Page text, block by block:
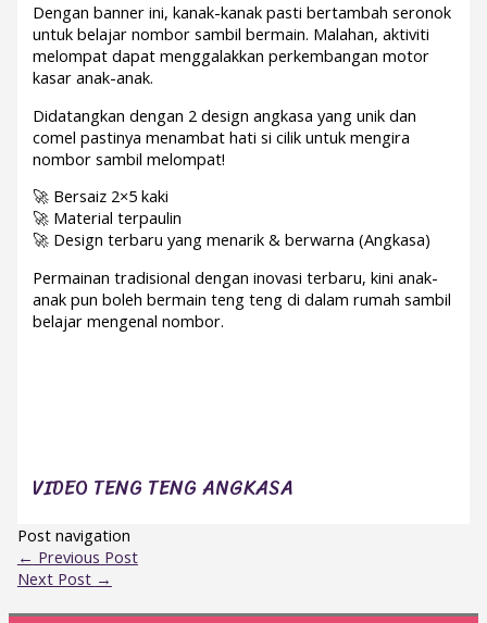
Dengan banner ini, kanak-kanak pasti bertambah seronok
untuk belajar nombor sambil bermain. Malahan, aktiviti
melompat dapat menggalakkan perkembangan motor
kasar anak-anak.
Didatangkan dengan 2 design angkasa yang unik dan
comel pastinya menambat hati si cilik untuk mengira
nombor sambil melompat!
🚀 Bersaiz 2×5 kaki
🚀 Material terpaulin
🚀 Design terbaru yang menarik & berwarna (Angkasa)
Permainan tradisional dengan inovasi terbaru, kini anak-
anak pun boleh bermain teng teng di dalam rumah sambil
belajar mengenal nombor.
VIDEO TENG TENG ANGKASA
Post navigation
← Previous Post
Next Post →